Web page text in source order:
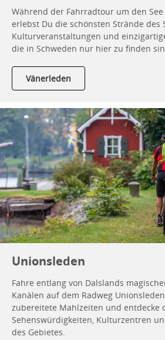
Während der Fahrradtour um den
erlebst Du die schönsten Strände des
Kulturveranstaltungen und
die in Schweden nur hier zu finden
Vänerleden
Unionsleden
Fahre entlang von Dalslands
Kanälen auf dem Radweg
zubereitete Mahlzeiten und entdecke
Sehenswürdigkeiten, Kulturzentren
des Gebietes.